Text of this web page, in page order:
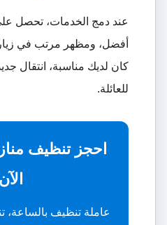
عند دمج الخدمات، تحصل
أفضل، ومظهر مرتب في
كان لديك مناسبة، انتقال
للعائلة.
احجز تنظيف
الآن
عاملة تنظيف